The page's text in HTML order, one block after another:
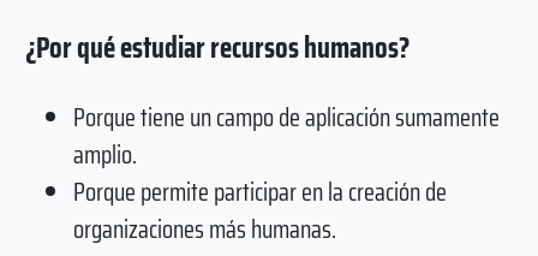
¿Por qué estudiar recursos humanos?
Porque tiene un campo de aplicación sumamente
amplio.
Porque permite participar en la creación de
organizaciones más humanas.